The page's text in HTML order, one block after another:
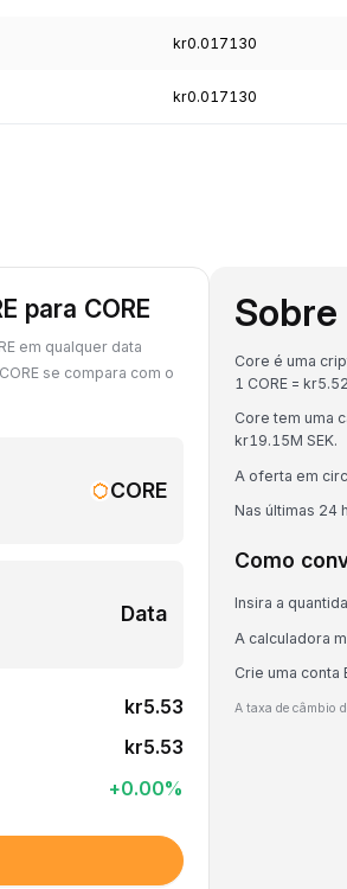
kr0.017130
kr0.017130
para CORE
em qualquer data
se compara com o
CORE
Data
kr5.53
kr5.53
+0.00%
Sobre
Core é uma
1 CORE =
Core tem uma
kr19.15M SEK.
A oferta em
Nas últimas 24
Como
Insira a
A calculadora
Crie uma conta
A taxa de câmbio